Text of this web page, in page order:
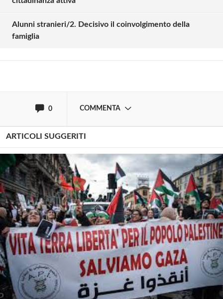
Alunni stranieri/2. Decisivo il coinvolgimento della
famiglia
0 COMMENTA
Effettua il
ARTICOLI SUGGERITI